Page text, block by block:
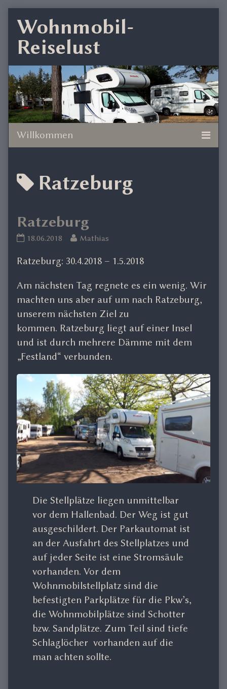
content
Wohnmobil-
Reiselust
Posts
tagged
Ratzeburg
Ratzeburg
Ratzeburg
on
18.06.2018
Read
posts
the
author
Ratzeburg,
Mathias
Ratzeburg: 30.4.2018 – 1.5.2018
Am nächsten Tag regnete es ein wenig. Wir
machten uns aber auf um nach Ratzeburg,
unserem nächsten Ziel zu
kommen. Ratzeburg liegt auf einer Insel
und ist durch mehrere Dämme mit dem
„Festland“ verbunden.
Die Stellplätze liegen unmittelbar
vor dem Hallenbad. Der Weg ist gut
ausgeschildert. Der Parkautomat ist
an der Ausfahrt des Stellplatzes und
auf jeder Seite ist eine Stromsäule
vorhanden. Vor dem
Wohnmobilstellplatz sind die
befestigten Parkplätze für die Pkw’s,
die Wohnmobilplätze sind Schotter
bzw. Sandplätze. Zum Teil sind tiefe
Schlaglöcher vorhanden auf die
man achten sollte.